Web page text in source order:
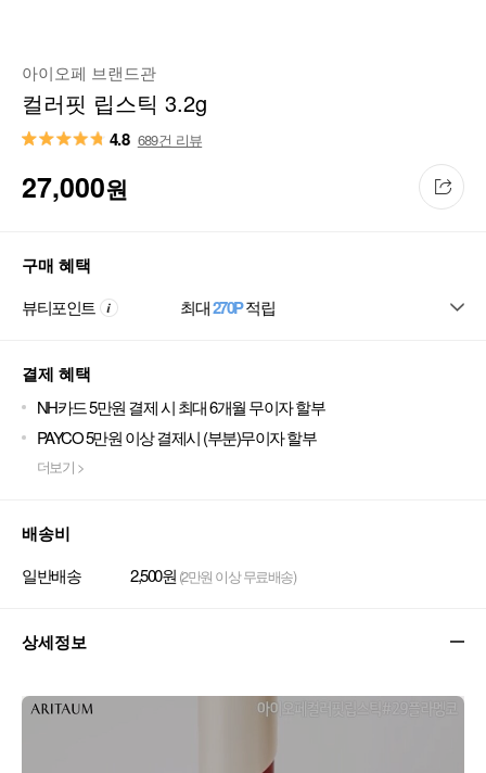
아이오페 브랜드관
컬러핏 립스틱 3.2g
4.8 689건 리뷰
27,000원
구매 혜택
뷰티포인트 최대270P적립
결제 혜택
NH카드 5만원 결제 시 최대 6개월 무이자 할부
PAYCO 5만원 이상 결제시 (부분)무이자 할부
더보기 >
배송비
일반배송 2,500원 (2만원 이상 무료배송)
상세정보